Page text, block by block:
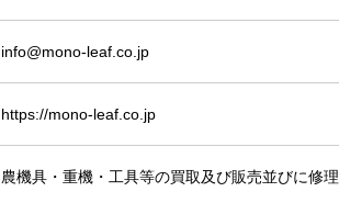
info@mono-leaf.co.jp
https://mono-leaf.co.jp
農機具・重機・工具等の買取及び販売並びに修理